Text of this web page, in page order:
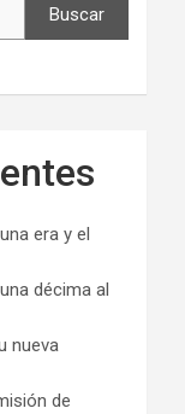
Buscar
era y el
décima al
nueva
de